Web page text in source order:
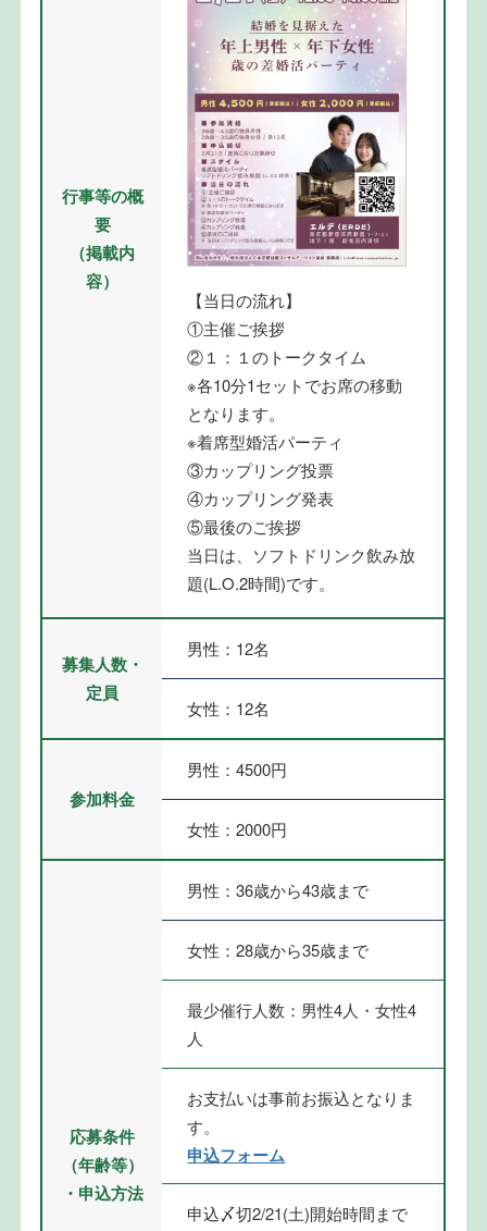
行事等の概
要
（掲載内
容）
【当日の流れ】
①主催ご挨拶
②１：１のトークタイム
※各10分1セットでお席の移動
となります。
※着席型婚活パーティ
③カップリング投票
④カップリング発表
⑤最後のご挨拶
当日は、ソフトドリンク飲み放
題(L.O.2時間)です。
募集人数・
定員
男性：12名
女性：12名
参加料金
男性：4500円
女性：2000円
応募条件
（年齢等）
・申込方法
男性：36歳から43歳まで
女性：28歳から35歳まで
最少催行人数：男性4人・女性4
人
お支払いは事前お振込となりま
す。
申込フォーム
申込〆切2/21(土)開始時間まで